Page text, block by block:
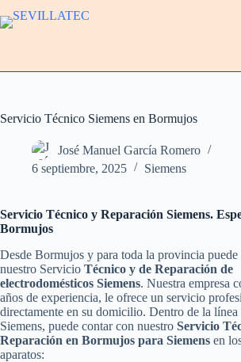
al
Servicio Técnico Siemens en Bormujos
José Manuel García Romero
6 septiembre, 2025
Siemens
Servicio Técnico y Reparación Siemens.
Bormujos
Desde Bormujos y para toda la provincia
nuestro Servicio Técnico y de Reparación de
electrodomésticos Siemens. Nuestra empresa
años de experiencia, le ofrece un servicio
directamente en su domicilio. Dentro de la línea
Siemens, puede contar con nuestro Servicio
Reparación en Bormujos para Siemens en
aparatos: